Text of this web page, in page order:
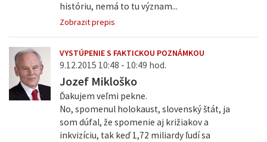
históriu, nemá to tu význam...
Zobrazit prepis
VYSTÚPENIE S FAKTICKOU POZNÁMKOU
9.12.2015 10:48 - 10:49 hod.
Jozef Mikloško
Ďakujem veľmi pekne.
No, spomenul holokaust, slovenský štát, ja
som dúfal, že spomenie aj križiakov a
inkvizíciu, tak keď 1,72 miliardy ľudí sa